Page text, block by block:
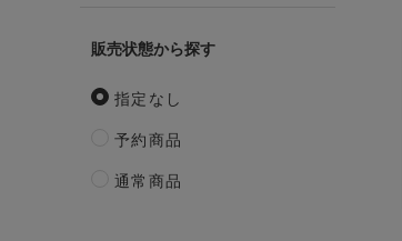
販売状態
指定なし
予約商品
通常商品